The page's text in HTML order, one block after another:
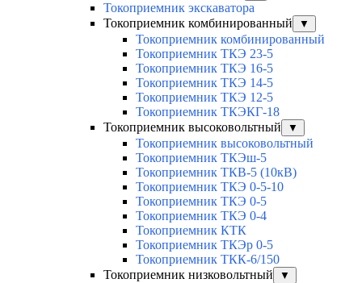
Токоприемник экскаватора
Токоприемник комбинированный
▼
Токоприемник комбинированный
Токоприемник ТКЭ 23-5
Токоприемник ТКЭ 16-5
Токоприемник ТКЭ 14-5
Токоприемник ТКЭ 12-5
Токоприемник ТКЭКГ-18
Токоприемник высоковольтный
▼
Токоприемник высоковольтный
Токоприемник ТКЭш-5
Токоприемник ТКВ-5 (10кВ)
Токоприемник ТКЭ 0-5-10
Токоприемник ТКЭ 0-5
Токоприемник ТКЭ 0-4
Токоприемник КТК
Токоприемник ТКЭр 0-5
Токоприемник ТКК-6/150
Токоприемник низковольтный
▼